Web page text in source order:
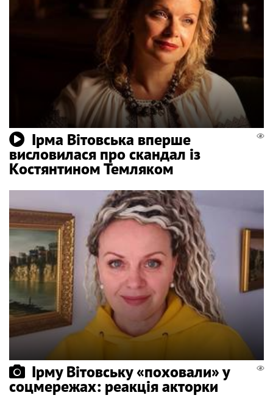
Ірма Вітовська вперше
висловилася про скандал із
Костянтином Темляком
Ірму Вітовську «поховали» у
соцмережах: реакція акторки